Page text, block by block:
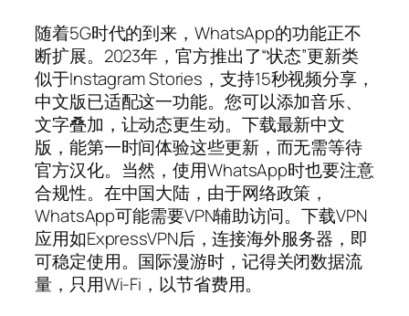
随着5G时代的到来，WhatsApp的功能正不
断扩展。2023年，官方推出了“状态”更新类
似于Instagram Stories，支持15秒视频分享，
中文版已适配这一功能。您可以添加音乐、
文字叠加，让动态更生动。下载最新中文
版，能第一时间体验这些更新，而无需等待
官方汉化。当然，使用WhatsApp时也要注意
合规性。在中国大陆，由于网络政策，
WhatsApp可能需要VPN辅助访问。下载VPN
应用如ExpressVPN后，连接海外服务器，即
可稳定使用。国际漫游时，记得关闭数据流
量，只用Wi-Fi，以节省费用。